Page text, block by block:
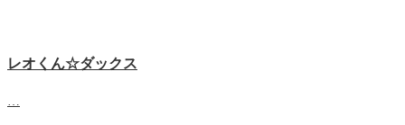
レオくん☆ダックス